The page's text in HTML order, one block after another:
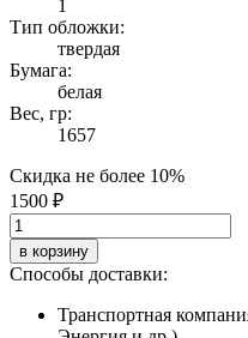
1
Тип обложки:
твердая
Бумага:
белая
Вес, гр:
1657
Скидка не более 10%
1500 ₽
в корзину
Способы доставки:
Транспортная